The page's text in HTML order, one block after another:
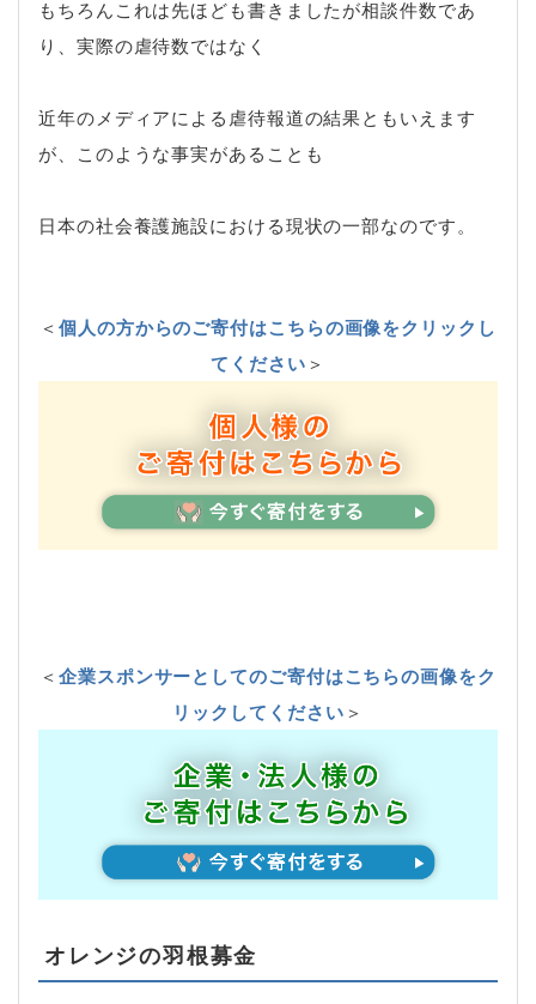
もちろんこれは先ほども書きましたが相談件数であ
り、実際の虐待数ではなく
近年のメディアによる虐待報道の結果ともいえます
が、このような事実があることも
日本の社会養護施設における現状の一部なのです。
＜個人の方からのご寄付はこちらの画像をクリックし
てください＞
＜企業スポンサーとしてのご寄付はこちらの画像をク
リックしてください＞
オレンジの羽根募金